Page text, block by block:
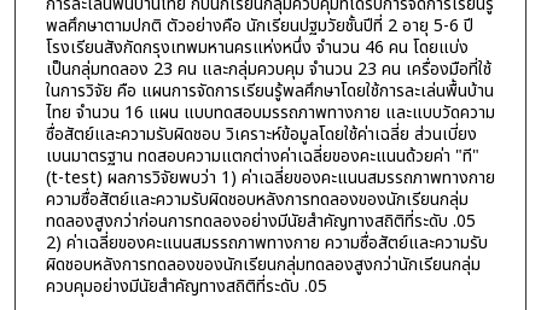
พลศึกษาตามปกติ ตัวอย่างคือ นักเรียนปฐมวัยชั้นปีที่ 2 อายุ 5-6 ปี
โรงเรียนสังกัดกรุงเทพมหานครแห่งหนึ่ง จำนวน 46 คน โดยแบ่ง
เป็นกลุ่มทดลอง 23 คน และกลุ่มควบคุม จำนวน 23 คน เครื่องมือที่ใช้
ในการวิจัย คือ แผนการจัดการเรียนรู้พลศึกษาโดยใช้การละเล่นพื้นบ้าน
ไทย จำนวน 16 แผน แบบทดสอบมรรถภาพทางกาย และแบบวัดความ
ซื่อสัตย์และความรับผิดชอบ วิเคราะห์ข้อมูลโดยใช้ค่าเฉลี่ย ส่วนเบี่ยง
เบนมาตรฐาน ทดสอบความแตกต่างค่าเฉลี่ยของคะแนนด้วยค่า "ที"
(t-test) ผลการวิจัยพบว่า 1) ค่าเฉลี่ยของคะแนนสมรรถภาพทางกาย
ความซื่อสัตย์และความรับผิดชอบหลังการทดลองของนักเรียนกลุ่ม
ทดลองสูงกว่าก่อนการทดลองอย่างมีนัยสำคัญทางสถิติที่ระดับ .05
2) ค่าเฉลี่ยของคะแนนสมรรถภาพทางกาย ความซื่อสัตย์และความรับ
ผิดชอบหลังการทดลองของนักเรียนกลุ่มทดลองสูงกว่านักเรียนกลุ่ม
ควบคุมอย่างมีนัยสำคัญทางสถิติที่ระดับ .05